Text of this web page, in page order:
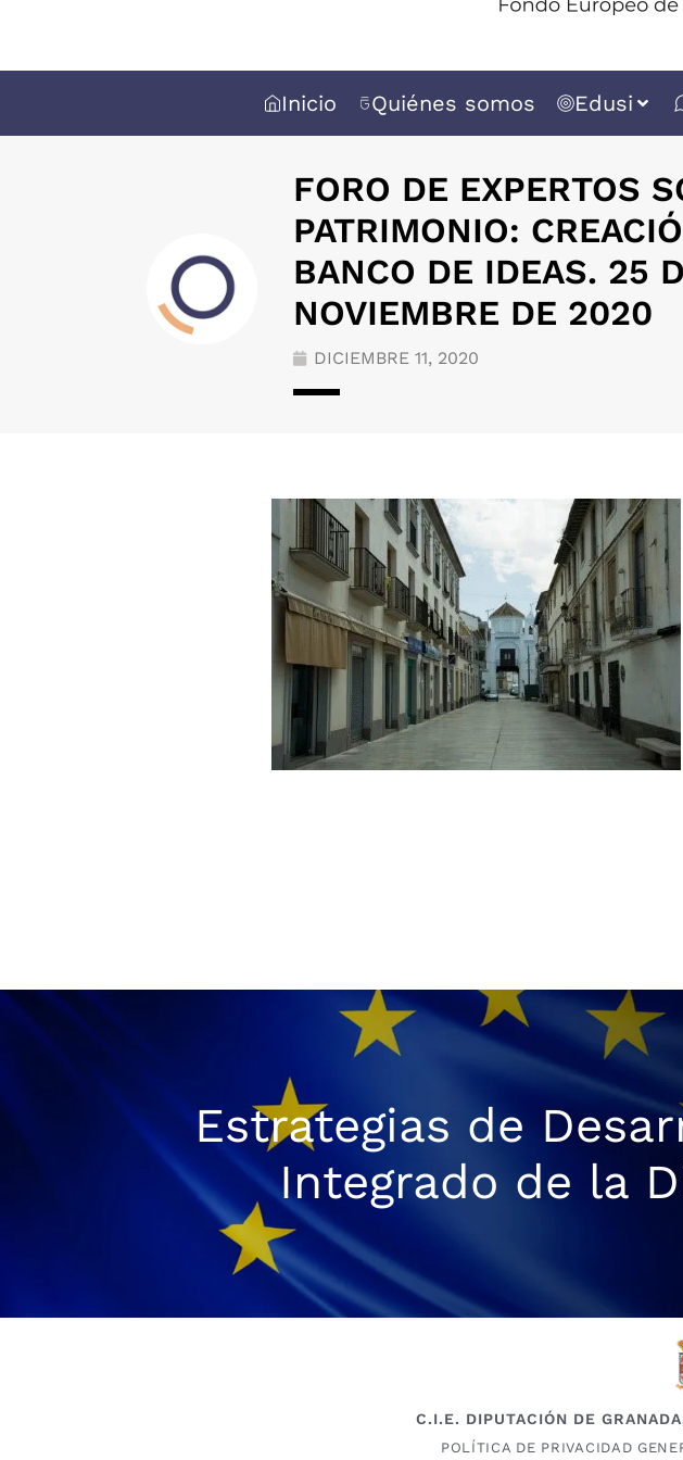
Inicio Quiénes somos Edusi
FORO DE EXPERTOS
PATRIMONIO:
BANCO DE IDEAS. 25
NOVIEMBRE DE 2020
DICIEMBRE 11, 2020
Estrategias de
Integrado de la
C.I.E. DIPUTACIÓN DE
POLÍTICA DE PRIVACIDAD